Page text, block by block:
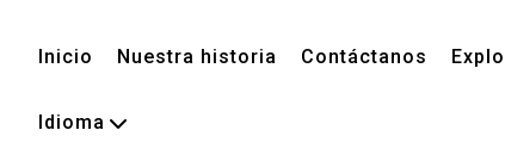
Inicio Nuestra historia Contáctanos
Idioma